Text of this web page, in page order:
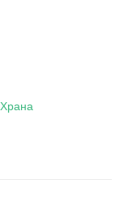
Храна